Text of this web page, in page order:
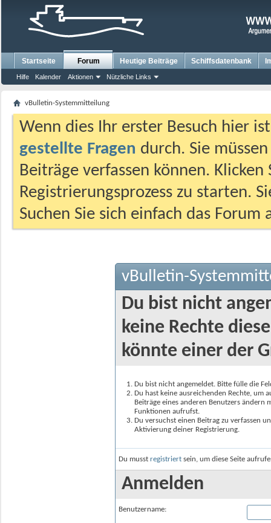
Startseite Forum
Hilfe Kalender Aktionen Nützliche Links
Heutige Beiträge Schiffsdatenbank
vBulletin-Systemmitteilung
Wenn dies Ihr erster Besuch hier
gestellte Fragen durch. Sie
Beiträge verfassen können.
Registrierungsprozess zu starten.
Suchen Sie sich einfach das
vBulletin-
Du bist nicht
keine Rechte
könnte einer der
Du bist nicht angemeldet. Bitte fülle die
Du hast keine ausreichenden Rechte, um
Beiträge eines anderen Benutzers
Funktionen aufrufst.
Du versuchst einen Beitrag zu verfassen
Aktivierung deiner Registrierung.
Du musst registriert sein, um diese Seite
Anmelden
Benutzername: